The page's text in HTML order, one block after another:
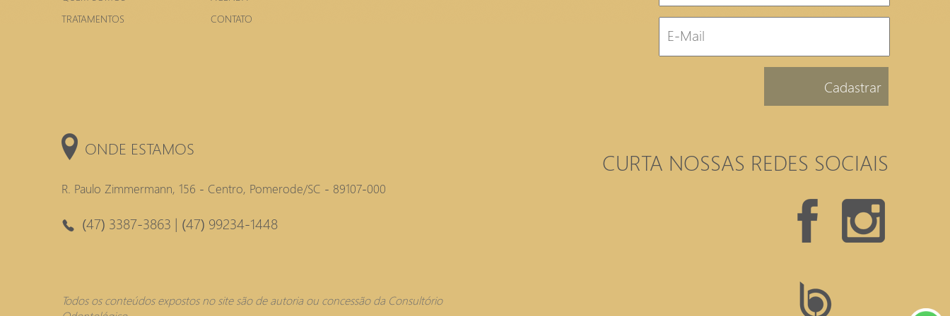
TRATAMENTOS
CONTATO
Cadastrar
ONDE ESTAMOS
R. Paulo Zimmermann, 156 - Centro, Pomerode/SC - 89107-000
(47) 3387-3863 | (47) 99234-1448
CURTA NOSSAS REDES SOCIAIS
Todos os conteúdos expostos no site são de autoria ou concessão da Consultório